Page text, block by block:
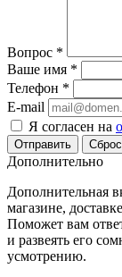
Вопрос *
Ваше имя *
Телефон *
E-mail
Я согласен на
Дополнительно
Дополнительная
магазине,
Поможет вам
и развеять его
усмотрению.